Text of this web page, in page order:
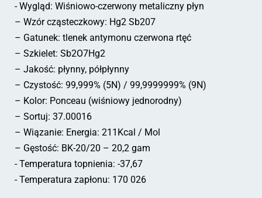
- Wygląd: Wiśniowo-czerwony metaliczny płyn
– Wzór cząsteczkowy: Hg2 Sb207
– Gatunek: tlenek antymonu czerwona rtęć
– Szkielet: Sb2O7Hg2
– Jakość: płynny, półpłynny
– Czystość: 99,999% (5N) / 99,9999999% (9N)
– Kolor: Ponceau (wiśniowy jednorodny)
– Sortuj: 37.00016
– Wiązanie: Energia: 211Kcal / Mol
– Gęstość: BK-20/20 – 20,2 gam
- Temperatura topnienia: -37,67
- Temperatura zapłonu: 170 026